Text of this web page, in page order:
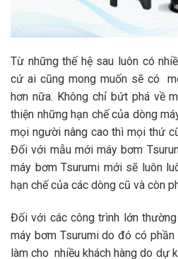
Từ những thế hệ sau luôn có
cứ ai cũng mong muốn sẽ có
hơn nữa. Không chỉ bứt phá về
thiện những hạn chế của dòng
mọi người nâng cao thì mọi thứ
Đối với mẫu mới máy bơm
máy bơm Tsurumi mới sẽ luôn
hạn chế của các dòng cũ và còn
Đối với các công trình lớn
máy bơm Tsurumi do đó có
làm cho nhiều khách hàng do dự